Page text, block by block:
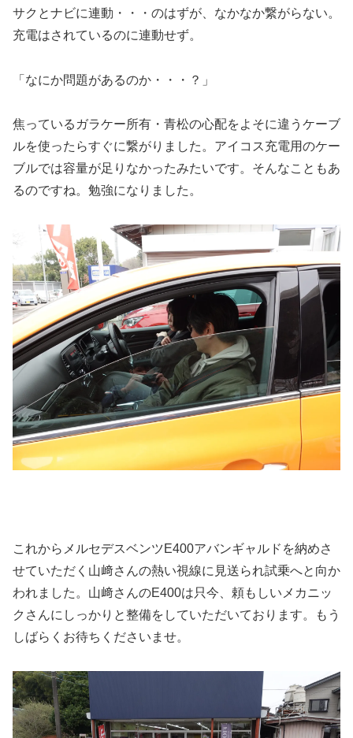
サクとナビに連動・・・のはずが、なかなか繋がらない。
充電はされているのに連動せず。
「なにか問題があるのか・・・？」
焦っているガラケー所有・青松の心配をよそに違うケーブ
ルを使ったらすぐに繋がりました。アイコス充電用のケー
ブルでは容量が足りなかったみたいです。そんなこともあ
るのですね。勉強になりました。
これからメルセデスベンツE400アバンギャルドを納めさ
せていただく山﨑さんの熱い視線に見送られ試乗へと向か
われました。山﨑さんのE400は只今、頼もしいメカニッ
クさんにしっかりと整備をしていただいております。もう
しばらくお待ちくださいませ。